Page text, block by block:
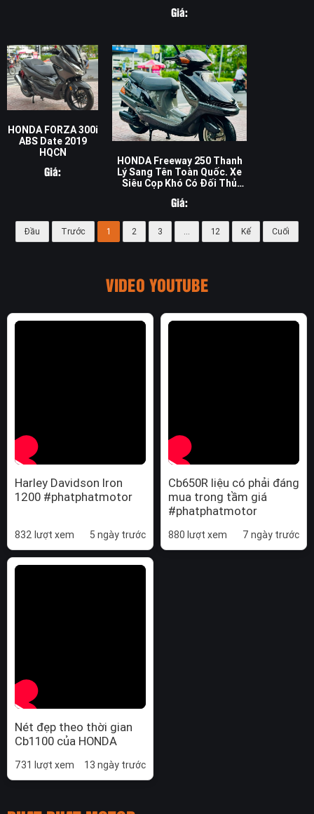
Tổng Thể
Giá:
HONDA FORZA 300i
ABS Date 2019
HQCN
Giá:
HONDA Freeway 250 Thanh
Lý Sang Tên Toàn Quốc. Xe
Siêu Cọp Khó Có Đối Thủ
Giá:
Đầu Trước 1 2 3 ... 12 Kế Cuối
VIDEO YOUTUBE
Harley Davidson Iron
1200 #phatphatmotor
832 lượt xem 5 ngày trước
Cb650R liệu có phải đáng
mua trong tầm giá
#phatphatmotor
880 lượt xem 7 ngày trước
Nét đẹp theo thời gian
Cb1100 của HONDA
731 lượt xem 13 ngày trước